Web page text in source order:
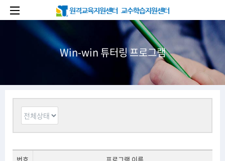
메인 콘텐츠로 건너뛰기
Win-win 튜터링 프로그램